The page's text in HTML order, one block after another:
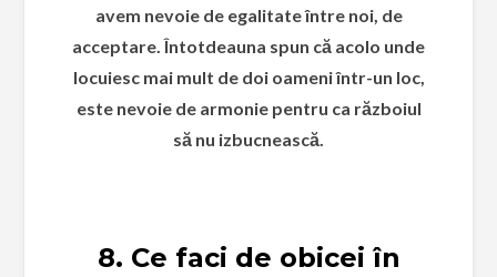
avem nevoie de egalitate între noi, de
acceptare. Întotdeauna spun că acolo unde
locuiesc mai mult de doi oameni într-un loc,
este nevoie de armonie pentru ca războiul
să nu izbucnească.
8. Ce faci de obicei în